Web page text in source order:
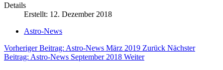
Details
Erstellt: 12. Dezember 2018
Astro-News
Vorheriger Beitrag: Astro-News März 2019 Zurück Nächster
Beitrag: Astro-News September 2018 Weiter